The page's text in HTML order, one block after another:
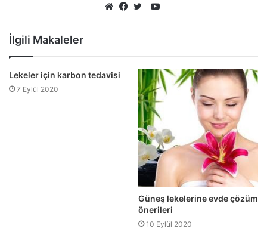
YouTube
İlgili Makaleler
Lekeler için karbon tedavisi
7 Eylül 2020
Güneş lekelerine evde çözüm
önerileri
10 Eylül 2020